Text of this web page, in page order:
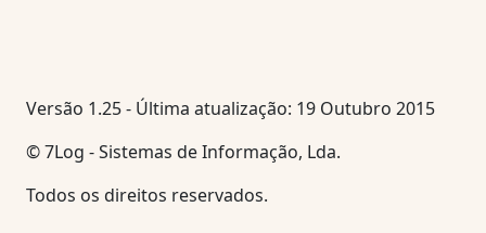
Versão 1.25 - Última atualização: 19 Outubro 2015
© 7Log - Sistemas de Informação, Lda.
Todos os direitos reservados.